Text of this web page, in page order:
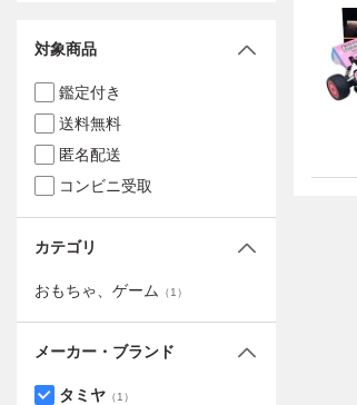
対象商品
鑑定付き
送料無料
匿名配送
コンビニ受取
カテゴリ
おもちゃ、ゲーム （1 ）
メーカー・ブランド
タミヤ （1 ）